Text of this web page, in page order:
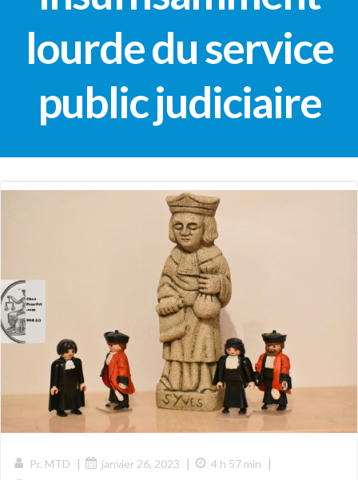
lourde du service
public judiciaire
Pr. MTD | janvier 26, 2023 | 4 h 57 min |